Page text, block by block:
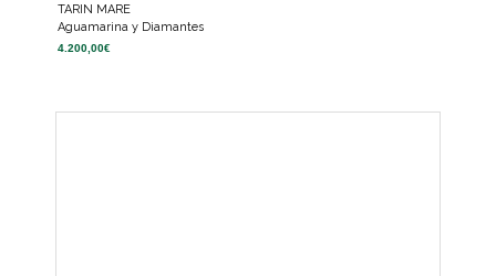
TARIN MARE
Aguamarina y Diamantes
4.200,00€